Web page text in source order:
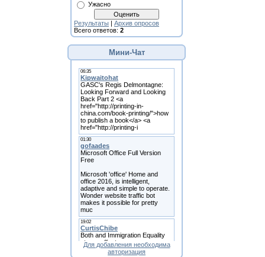
Ужасно
Результаты | Архив опросов
Всего ответов: 2
Мини-Чат
Для добавления необходима
авторизация